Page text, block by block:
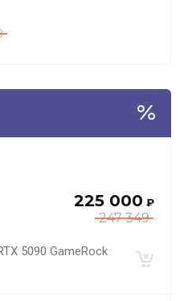
247 349
225 000 ₽
5090 GameRock